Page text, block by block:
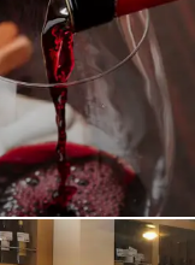
る日本酒をご用意。
して、一杯ごとに異
べもおすすめです。
な想いから、店主自